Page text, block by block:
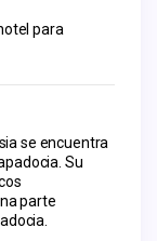
para
se encuentra
Su
parte